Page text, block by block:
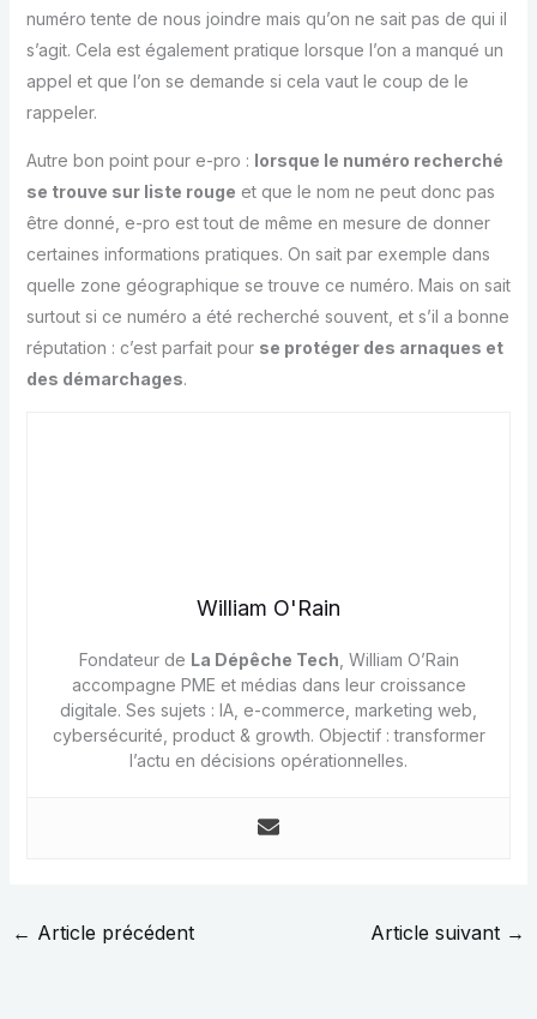
numéro tente de nous joindre mais qu’on ne sait pas de qui il
s’agit. Cela est également pratique lorsque l’on a manqué un
appel et que l’on se demande si cela vaut le coup de le
rappeler.
Autre bon point pour e-pro : lorsque le numéro recherché
se trouve sur liste rouge et que le nom ne peut donc pas
être donné, e-pro est tout de même en mesure de donner
certaines informations pratiques. On sait par exemple dans
quelle zone géographique se trouve ce numéro. Mais on sait
surtout si ce numéro a été recherché souvent, et s’il a bonne
réputation : c’est parfait pour se protéger des arnaques et
des démarchages.
William O'Rain
Fondateur de La Dépêche Tech , William O’Rain
accompagne PME et médias dans leur croissance
digitale. Ses sujets : IA, e-commerce, marketing web,
cybersécurité, product & growth. Objectif : transformer
l’actu en décisions opérationnelles.
← Article précédent Article suivant →